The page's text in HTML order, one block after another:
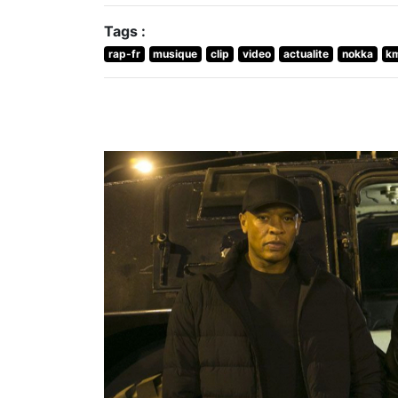
Tags :
rap-fr musique clip video actualite nokka